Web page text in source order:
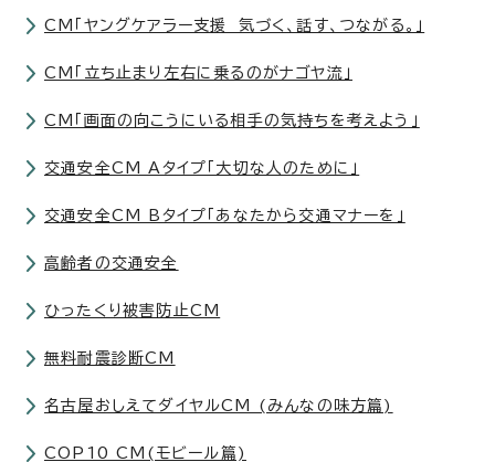
CM「ヤングケアラー支援 気づく、話す、つながる。」
CM「立ち止まり左右に乗るのがナゴヤ流」
CM「画面の向こうにいる相手の気持ちを考えよう」
交通安全CM Aタイプ「大切な人のために」
交通安全CM Bタイプ「あなたから交通マナーを」
高齢者の交通安全
ひったくり被害防止CM
無料耐震診断CM
名古屋おしえてダイヤルCM (みんなの味方篇)
COP10 CM(モビール篇)